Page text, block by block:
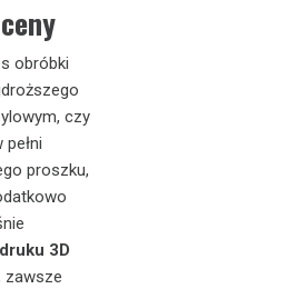
obróbki
czy
proszku,
3D
zawsze